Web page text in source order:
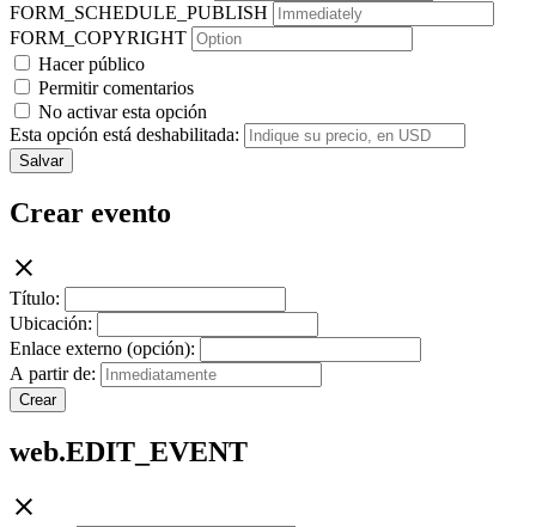
FORM_SCHEDULE_PUBLISH
FORM_COPYRIGHT
Hacer público
Permitir comentarios
No activar esta opción
Esta opción está deshabilitada:
Salvar
Crear evento
Título:
Ubicación:
Enlace externo (opción):
A partir de:
Crear
web.EDIT_EVENT